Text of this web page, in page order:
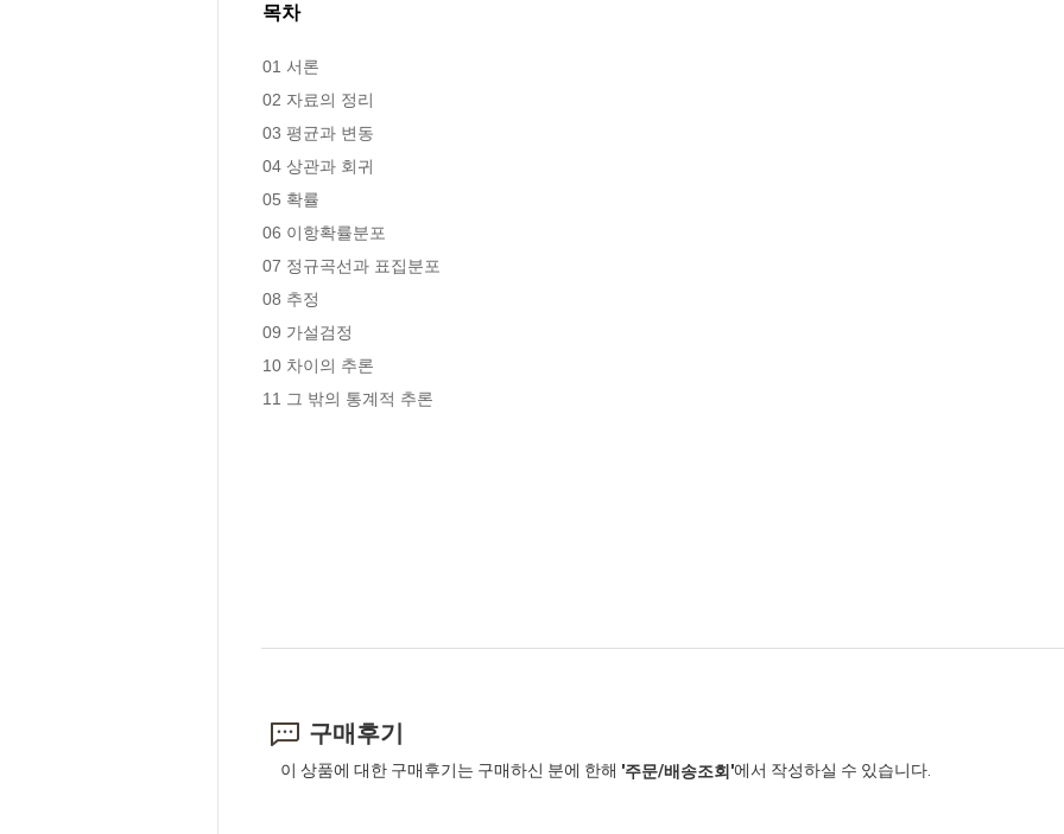
목차
01 서론
02 자료의 정리
03 평균과 변동
04 상관과 회귀
05 확률
06 이항확률분포
07 정규곡선과 표집분포
08 추정
09 가설검정
10 차이의 추론
11 그 밖의 통계적 추론
구매후기
이 상품에 대한 구매후기는 구매하신 분에 한해 '주문/배송조회'에서 작성하실 수 있습니다.